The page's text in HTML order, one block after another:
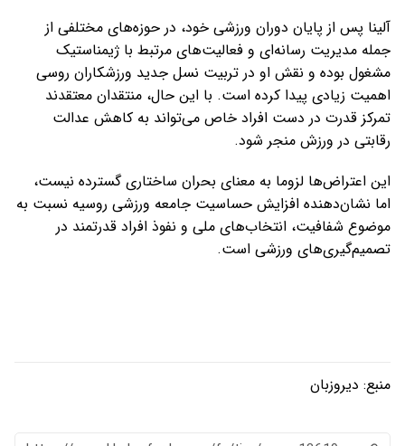
آلینا پس از پایان دوران ورزشی خود، در حوزه‌های مختلفی از
جمله مدیریت رسانه‌ای و فعالیت‌های مرتبط با ژیمناستیک
مشغول بوده و نقش او در تربیت نسل جدید ورزشکاران روسی
اهمیت زیادی پیدا کرده است. با این حال، منتقدان معتقدند
تمرکز قدرت در دست افراد خاص می‌تواند به کاهش عدالت
رقابتی در ورزش منجر شود.
این اعتراض‌ها لزوما به معنای بحران ساختاری گسترده نیست،
اما نشان‌دهنده افزایش حساسیت جامعه ورزشی روسیه نسبت به
موضوع شفافیت، انتخاب‌های ملی و نفوذ افراد قدرتمند در
تصمیم‌گیری‌های ورزشی است.
منبع: دیروزبان